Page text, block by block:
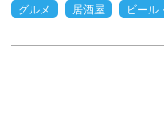
グルメ
居酒屋 ビール